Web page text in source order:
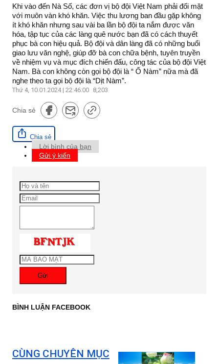
Khi vào đến Nà Số, các đơn vị bộ đội Việt Nam phải đối mặt
với muôn vàn khó khăn. Việc thu lương ban đầu gặp không
ít khó khăn nhưng sau vài ba lần bộ đội ta nắm được văn
hóa, tập tục của các làng quê nước bạn đã có cách thuyết
phục bà con hiệu quả. Bộ đội và dân làng đã có những buổi
giao lưu văn nghệ, giúp đỡ bà con chữa bệnh, tuyên truyền
về nhiệm vụ và mục đích chiến đấu, công tác của bộ đội Việt
Nam. Bà con không còn gọi bộ đội là “ Ố Nàm” nữa mà đã
nghe theo ta gọi bộ đội là “Dịt Nàm”.
Thứ 4, 10.01.2024 | 22:46:00 8,203
Chia sẻ
Chia sẻ
Lời bình của bạn
Gửi ý kiến
Gửi
BÌNH LUẬN FACEBOOK
CÙNG CHUYÊN MỤC